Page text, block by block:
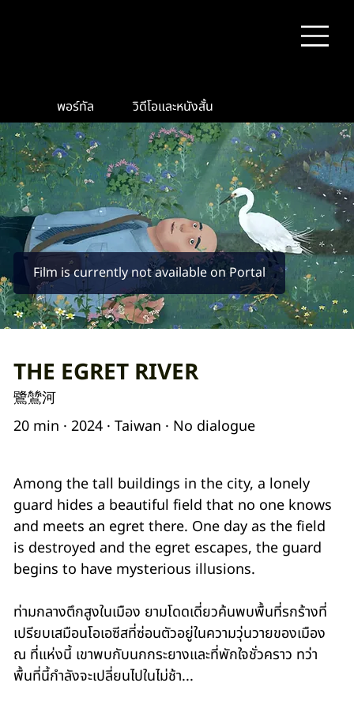
Film is currently not available on Portal
พอร์ทัล วิดีโอและหนังสั้น
THE EGRET RIVER
鷺鷥河
20 min · 2024 · Taiwan · No dialogue
Among the tall buildings in the city, a lonely
guard hides a beautiful field that no one knows
and meets an egret there. One day as the field
is destroyed and the egret escapes, the guard
begins to have mysterious illusions.
ท่ามกลางตึกสูงในเมือง ยามโดดเดี่ยวค้นพบพื้นที่รกร้างที่
เปรียบเสมือนโอเอซีสที่ซ่อนตัวอยู่ในความวุ่นวายของเมือง
ณ ที่แห่งนี้ เขาพบกับนกกระยางและที่พักใจชั่วคราว ทว่า
พื้นที่นี้กำลังจะเปลี่ยนไปในไม่ช้า...